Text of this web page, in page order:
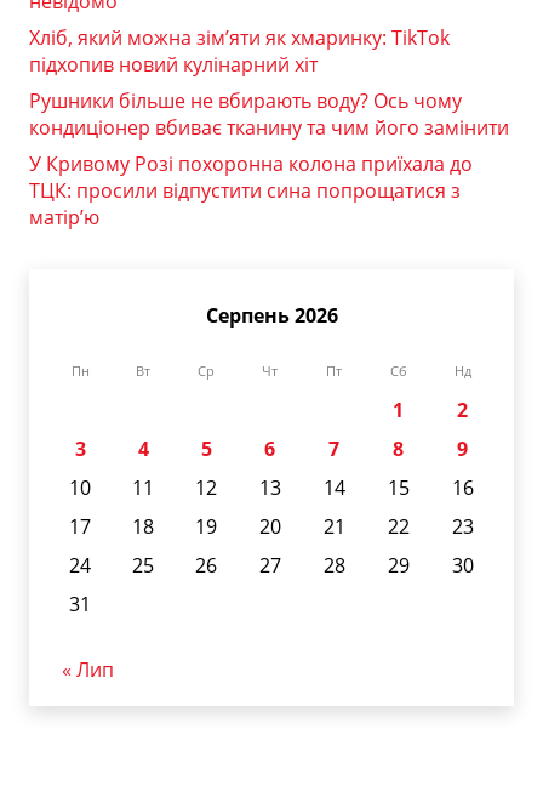
Хліб, який можна зім’яти як хмаринку: TikTok
підхопив новий кулінарний хіт
Рушники більше не вбирають воду? Ось чому
кондиціонер вбиває тканину та чим його замінити
У Кривому Розі похоронна колона приїхала до
ТЦК: просили відпустити сина попрощатися з
матір’ю
Серпень 2026
Пн Вт Ср Чт Пт Сб Нд
1
2
3
4 5 6 7 8
9
10
11 12 13 14 15
16
17
18 19 20 21 22
23
24
25 26 27 28 29
30
31
« Лип